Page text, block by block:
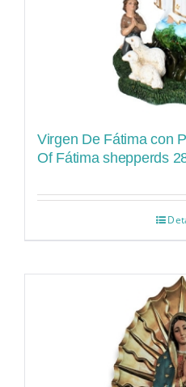
Virgen De Fátima con
Of Fátima shepperds